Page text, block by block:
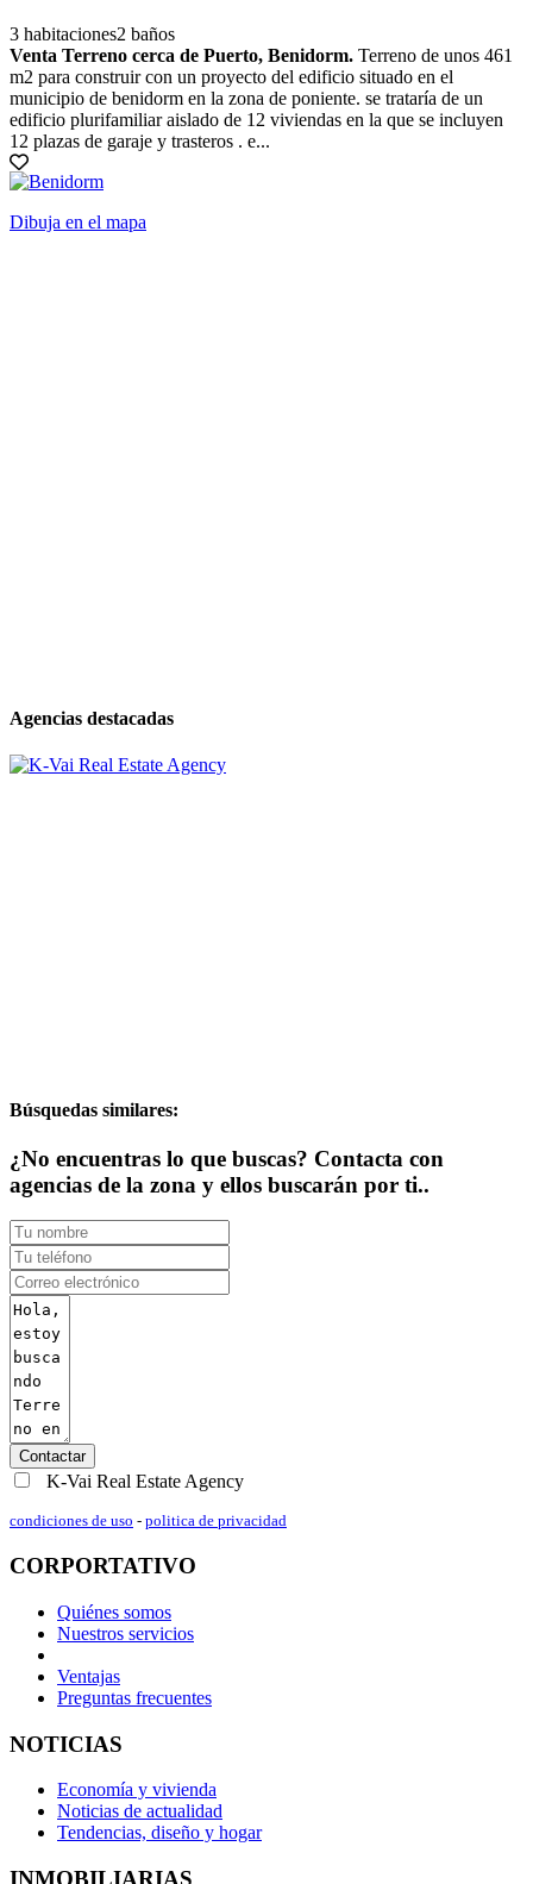
3 habitaciones2 baños
Venta Terreno cerca de Puerto, Benidorm. Terreno de unos 461
m2 para construir con un proyecto del edificio situado en el
municipio de benidorm en la zona de poniente. se trataría de un
edificio plurifamiliar aislado de 12 viviendas en la que se incluyen
12 plazas de garaje y trasteros . e...
Dibuja en el mapa
Agencias destacadas
Búsquedas similares:
¿No encuentras lo que buscas? Contacta con
agencias de la zona y ellos buscarán por ti..
Contactar
K-Vai Real Estate Agency
condiciones de uso - politica de privacidad
CORPORTATIVO
Quiénes somos
Nuestros servicios
Ventajas
Preguntas frecuentes
NOTICIAS
Economía y vivienda
Noticias de actualidad
Tendencias, diseño y hogar
INMOBILIARIAS